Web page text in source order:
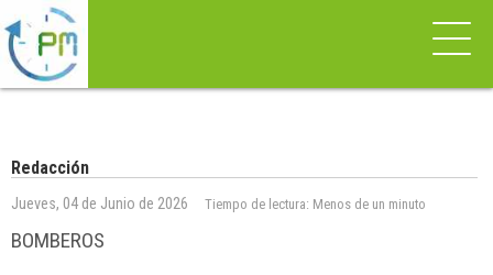
Redacción
Jueves, 04 de Junio de 2026 Tiempo de lectura: Menos de un minuto
BOMBEROS